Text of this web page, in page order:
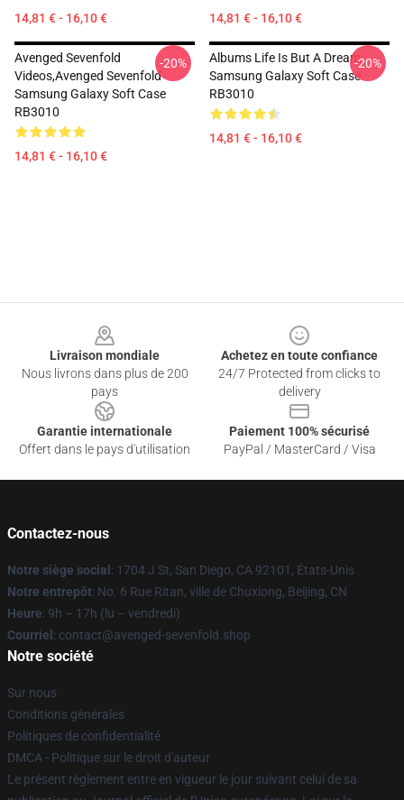
14,81 € - 16,10 € 14,81 € - 16,10 €
Avenged Sevenfold
Videos,avenged Sevenfold
Samsung Galaxy Soft Case
RB3010
14,81 € - 16,10 €
-20%
Albums Life Is But A Dream
Samsung Galaxy Soft Case
RB3010
14,81 € - 16,10 €
-20%
Livraison mondiale
Nous livrons dans plus de 200
pays
Achetez en toute confiance
24/7 Protected from clicks to
delivery
Garantie internationale
Offert dans le pays d'utilisation
Paiement 100% sécurisé
PayPal / MasterCard / Visa
Contactez-nous
Notre siège social : 1704 J St, San Diego, CA 92101, États-Unis
Notre entrepôt: No. 6 Rue Ritan, ville de Chuxiong, Beijing, CN
Heure: 9h – 17h (lu – vendredi)
Courriel : contact@avenged-sevenfold.shop
Notre société
Sur nous
Conditions générales
Politiques de confidentialité
DMCA - Politique sur le droit d'auteur
Le présent règlement entre en vigueur le jour suivant celui de sa